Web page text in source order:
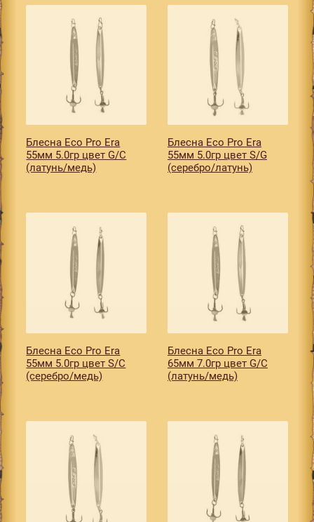
Блесна Eco Pro Era
55мм 5.0гр цвет G/C
(латунь/медь)
Блесна Eco Pro Era
55мм 5.0гр цвет S/G
(серебро/латунь)
Блесна Eco Pro Era
55мм 5.0гр цвет S/С
(серебро/медь)
Блесна Eco Pro Era
65мм 7.0гр цвет G/C
(латунь/медь)